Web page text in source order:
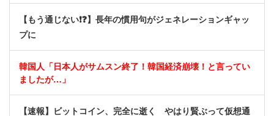
【もう通じない❗❓】長年の慣用句がジェネレーションギャッ
プに
韓国人「日本人がサムスン終了！韓国経済崩壊！と言ってい
ましたが…」
【速報】ビットコイン、完全に逝く やはり賢ぶって仮想通